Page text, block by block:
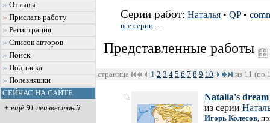
Отзывы
Прислать работу
Регистрация
Список авторов
Поиск
Подписка
Полезняшки
СЕЙЧАС НА САЙТЕ
+ ещё 91 неизвестный
Серии работ: Наталья • QP•
все серии…
Представленные работы
страница 1 2 3 4 5 6 7 8 9 10 из 11 (по
Natalia's dream
из серии
Игорь Колесов,